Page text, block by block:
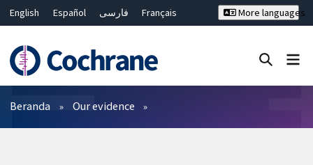
English Español فارسی
Français
Bahasa Malaysia
ไทย
繁體中文
简体中文
More languages
Filter
Beranda Our evidence